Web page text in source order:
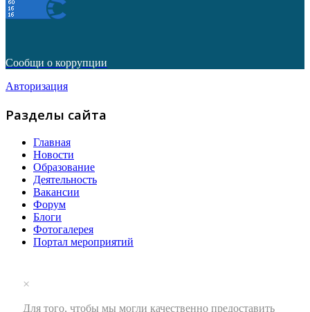
Сообщи о коррупции
Авторизация
Разделы сайта
Главная
Новости
Образование
Деятельность
Вакансии
Форум
Блоги
Фотогалерея
Портал мероприятий
×
Для того, чтобы мы могли качественно предоставить